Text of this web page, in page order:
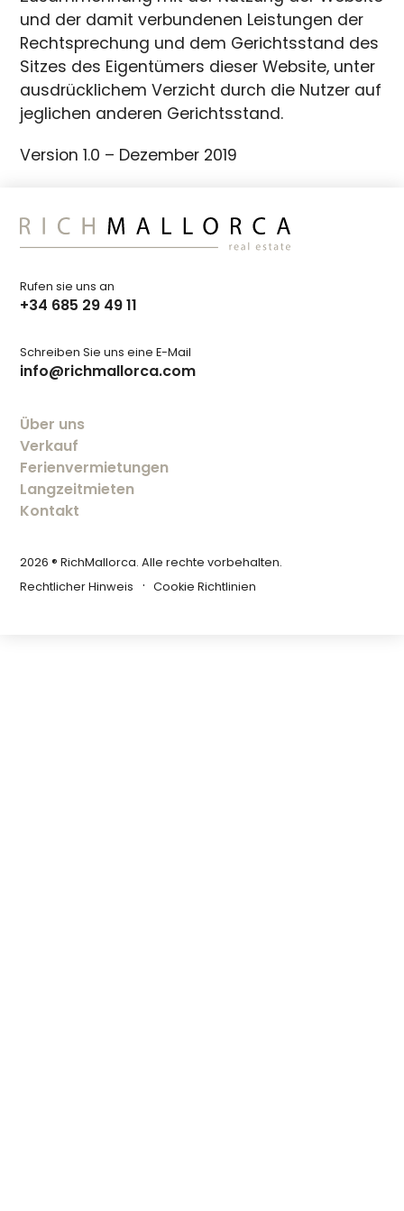
und der damit verbundenen Leistungen der
Rechtsprechung und dem Gerichtsstand des
Sitzes des Eigentümers dieser Website, unter
ausdrücklichem Verzicht durch die Nutzer auf
jeglichen anderen Gerichtsstand.
Version 1.0 – Dezember 2019
Rufen sie uns an
+34 685 29 49 11
Schreiben Sie uns eine E-Mail
info@richmallorca.com
Über uns
Verkauf
Ferienvermietungen
Langzeitmieten
Kontakt
2026 ® RichMallorca. Alle rechte vorbehalten.
Rechtlicher Hinweis
Cookie Richtlinien